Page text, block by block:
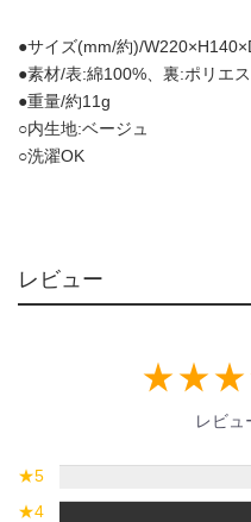
●サイズ(mm/約)/
●素材/表:綿100%、裏:ポリエ
●重量/約11g
○内生地:ベージュ
○洗濯OK
レビュー
star_rate star_rate star_rate
レビュ
★5
★4